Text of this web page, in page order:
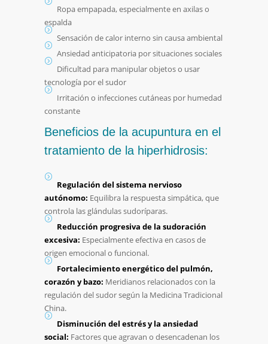
Ropa empapada, especialmente en axilas o
espalda
Sensación de calor interno sin causa ambiental
Ansiedad anticipatoria por situaciones sociales
Dificultad para manipular objetos o usar
tecnología por el sudor
Irritación o infecciones cutáneas por humedad
constante
Beneficios de la acupuntura en el
tratamiento de la hiperhidrosis:
Regulación del sistema nervioso
autónomo: Equilibra la respuesta simpática, que
controla las glándulas sudoríparas.
Reducción progresiva de la sudoración
excesiva: Especialmente efectiva en casos de
origen emocional o funcional.
Fortalecimiento energético del pulmón,
corazón y bazo: Meridianos relacionados con la
regulación del sudor según la Medicina Tradicional
China.
Disminución del estrés y la ansiedad
social: Factores que agravan o desencadenan los